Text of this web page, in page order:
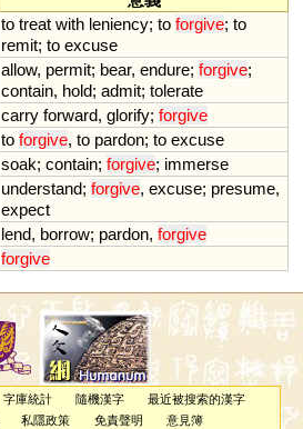
to treat with leniency; to forgive; to
remit; to excuse
allow, permit; bear, endure; forgive;
contain, hold; admit; tolerate
carry forward, glorify; forgive
to forgive, to pardon; to excuse
soak; contain; forgive; immerse
understand; forgive, excuse; presume,
expect
lend, borrow; pardon, forgive
forgive
字庫統計 隨機漢字
最近被搜索的漢字
私隱政策 免責聲明 意見簿